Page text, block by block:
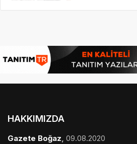
HAKKIMIZDA
Gazete Boğaz, 09.08.2020